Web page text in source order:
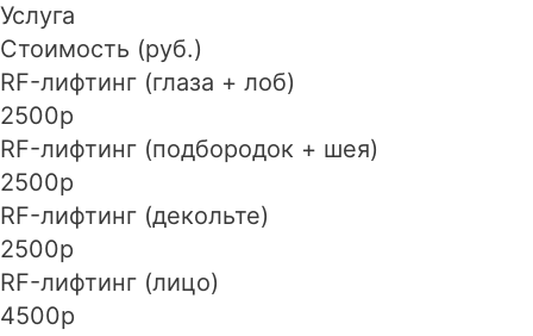
Услуга
Стоимость (руб.)
RF-лифтинг (глаза + лоб)
2500р
RF-лифтинг (подбородок + шея)
2500р
RF-лифтинг (декольте)
2500р
RF-лифтинг (лицо)
4500р